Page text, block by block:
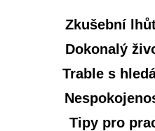
Zkušební
Dokonalý
Trable s
Tipy pro